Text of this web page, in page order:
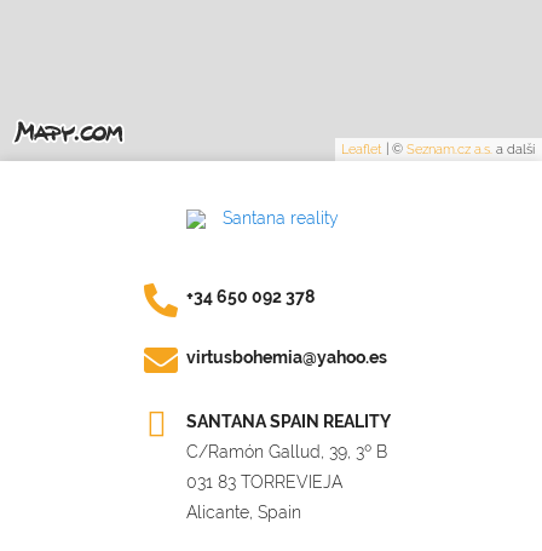
Leaflet ©Seznam.cz a.s. a další
+34 650 092 378
virtusbohemia@yahoo.es
SANTANA SPAIN REALITY
C/Ramón Gallud, 39, 3º B
031 83 TORREVIEJA
Alicante, Spain